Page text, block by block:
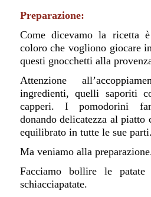
Preparazione:
Come dicevamo la ricetta
coloro che vogliono giocare
questi gnocchetti alla
Attenzione
ingredienti, quelli saporiti
capperi. I pomodorini
donando delicatezza al piatto
equilibrato in tutte le sue parti.
Ma veniamo alla
Facciamo bollire le
schiacciapatate.